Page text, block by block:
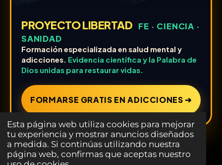
Esta página web utiliza cookies para mejorar
tu experiencia y mostrar anuncios diseñados
a medida. Si continúas utilizando nuestra
página web, confirmas que aceptas nuestro
PROYECTO LIBERTAD
FE · CIENCIA ·
SANIDAD
Formación especializada en salud mental y
adicciones. Evidencia científica y la Palabra de
Dios unidas para restaurar vidas.
FORMARSE GRATIS EN ADICCIONES ➔